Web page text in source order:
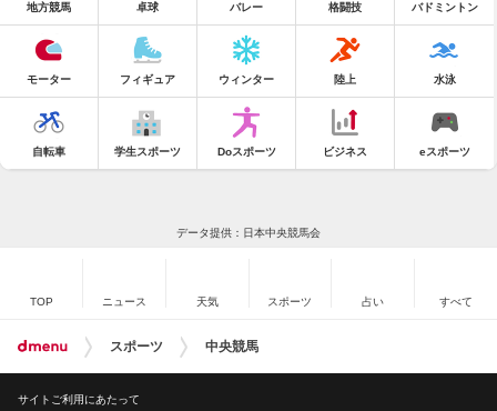
地方競馬 卓球 バレー 格闘技 バドミントン
モーター フィギュア ウィンター 陸上 水泳
自転車 学生スポーツ Doスポーツ ビジネス eスポーツ
データ提供：日本中央競馬会
TOP ニュース 天気 スポーツ 占い すべて
スポーツ 中央競馬
サイトご利用にあたって